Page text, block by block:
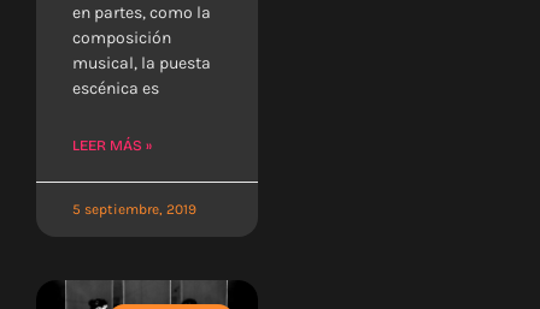
en partes, como la
composición
musical, la puesta
escénica es
LEER MÁS »
5 septiembre, 2019